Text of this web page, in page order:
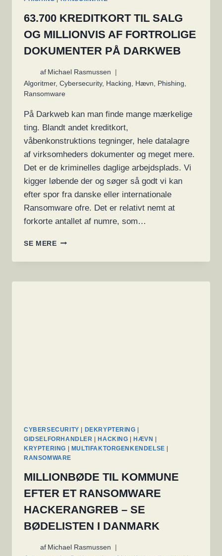
63.700 KREDITKORT TIL SALG
OG MILLIONVIS AF FORTROLIGE
DOKUMENTER PÅ DARKWEB
af Michael Rasmussen
Algoritmer, Cybersecurity, Hacking Hævn Phishing
Ransomware
På Darkweb kan man finde mange mærkelige
ting. Blandt andet kreditkort,
våbenkonstruktions tegninger, hele datalagre
af virksomheders dokumenter og meget mere.
Det er de kriminelles daglige arbejdsplads. Vi
kigger løbende der og søger så godt vi kan
efter spor fra danske eller internationale
Ransomware ofre. Det er relativt nemt at
forkorte antallet af numre, som…
SE MERE63.700
TIL
OG
CYBERSECURITY DEKRYPTERING
GIDSELFORHANDLER
HACKING HÆVN
KRYPTERING
MULTIFAKTORGENKENDELSE
RANSOMWARE
MILLIONBØDE TIL KOMMUNE
EFTER ET RANSOMWARE
HACKERANGREB – SE
BØDELISTEN I DANMARK
af Michael Rasmussen